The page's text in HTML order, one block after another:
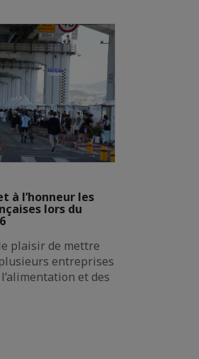
à l’honneur les
lors du
plaisir de mettre
entreprises
et des